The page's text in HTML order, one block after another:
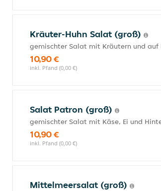
Kräuter-Huhn Salat (groß)
gemischter Salat mit Kräutern und
10,90 €
inkl. Pfand (0,00 €)
Salat Patron (groß)
gemischter Salat mit Käse, Ei und
10,90 €
inkl. Pfand (0,00 €)
Mittelmeersalat (groß)